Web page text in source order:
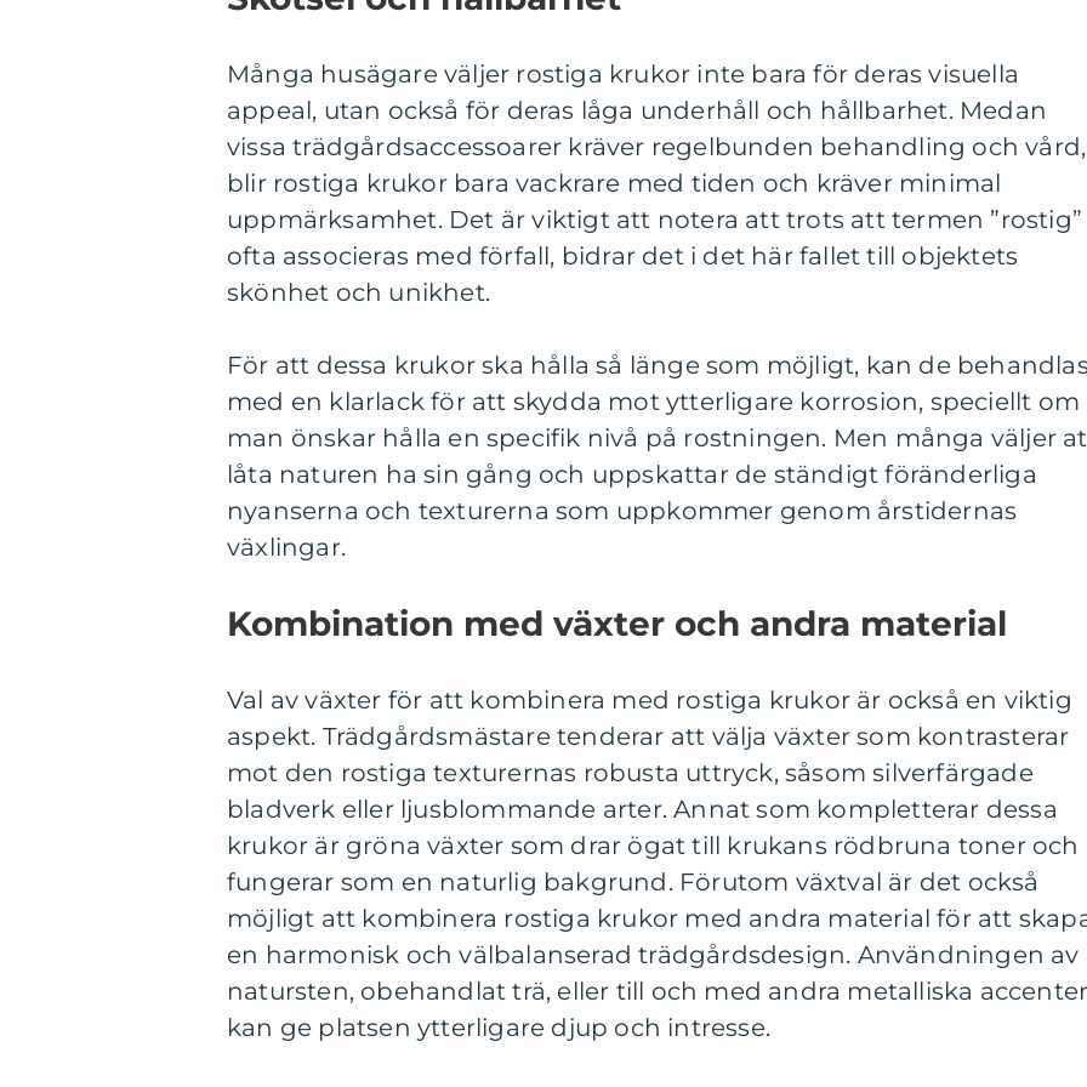
Många husägare väljer rostiga krukor inte bara för deras visuella
appeal, utan också för deras låga underhåll och hållbarhet. Medan
vissa trädgårdsaccessoarer kräver regelbunden behandling och vård,
blir rostiga krukor bara vackrare med tiden och kräver minimal
uppmärksamhet. Det är viktigt att notera att trots att termen ”rostig”
ofta associeras med förfall, bidrar det i det här fallet till objektets
skönhet och unikhet.
För att dessa krukor ska hålla så länge som möjligt, kan de
med en klarlack för att skydda mot ytterligare korrosion, speciellt om
man önskar hålla en specifik nivå på rostningen. Men många väljer
låta naturen ha sin gång och uppskattar de ständigt föränderliga
nyanserna och texturerna som uppkommer genom årstidernas
växlingar.
Kombination med växter och andra material
Val av växter för att kombinera med rostiga krukor är också en viktig
aspekt. Trädgårdsmästare tenderar att välja växter som kontrasterar
mot den rostiga texturernas robusta uttryck, såsom silverfärgade
bladverk eller ljusblommande arter. Annat som kompletterar dessa
krukor är gröna växter som drar ögat till krukans rödbruna toner och
fungerar som en naturlig bakgrund. Förutom växtval är det också
möjligt att kombinera rostiga krukor med andra material för att
en harmonisk och välbalanserad trädgårdsdesign. Användningen av
natursten, obehandlat trä, eller till och med andra metalliska
kan ge platsen ytterligare djup och intresse.